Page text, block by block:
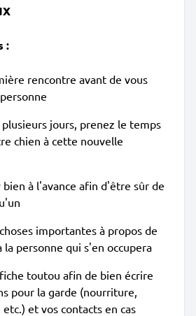
:
rencontre avant de vous
jours, prenez le temps
chien à cette nouvelle
bien à l'avance afin d'être sûr de
importantes à propos de
personne qui s'en occupera
toutou afin de bien écrire
pour la garde (nourriture,
et vos contacts en cas